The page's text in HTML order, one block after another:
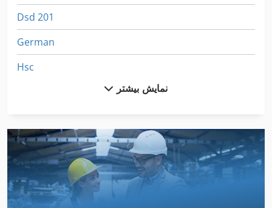
Dsd 201
German
Hsc
International 1480
International 1486
International 1586
نمایش بیشتر